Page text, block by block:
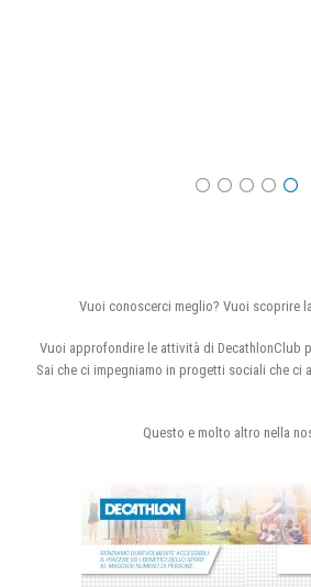
Vuoi conoscerci meglio? Vuoi scoprire
Vuoi approfondire le attività di DecathlonClub
Sai che ci impegniamo in progetti sociali che ci
Questo e molto altro nella